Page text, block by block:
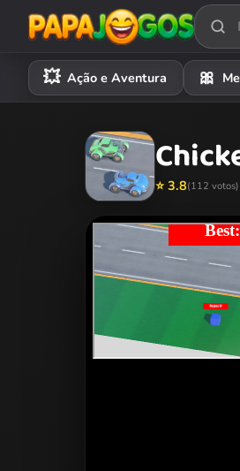
💥 Ação e Aventura 🎀
⭐ 3.8(112 votos)